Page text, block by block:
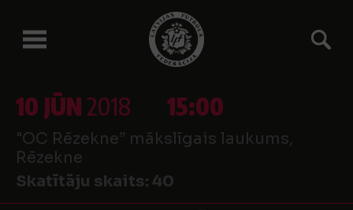
10 JŪN2018 15:00
"OC Rēzekne” mākslīgais laukums,
Rēzekne
Skatītāju skaits: 40